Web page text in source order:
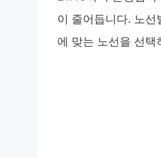
이 줄어듭니다. 노
에 맞는 노선을 선